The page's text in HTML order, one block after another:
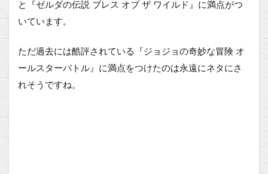
と『ゼルダの伝説 ブレス オブ ザ ワイルド』に満点がつ
いています。
ただ過去には酷評されている『ジョジョの奇妙な冒険 オ
ールスターバトル』に満点をつけたのは永遠にネタにさ
れそうですね。